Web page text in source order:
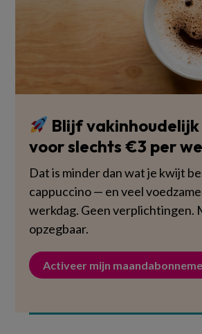
Blijf vakinhoudelijk
voor slechts €3 per
Dat is minder dan wat je kwijt
cappuccino — en veel
werkdag. Geen verplichtingen.
opzegbaar.
Activeer mijn